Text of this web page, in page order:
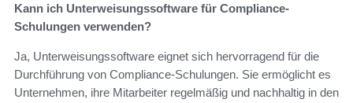
Kann ich Unterweisungssoftware für Compliance-
Schulungen verwenden?
Ja, Unterweisungssoftware eignet sich hervorragend für die
Durchführung von Compliance-Schulungen. Sie ermöglicht es
Unternehmen, ihre Mitarbeiter regelmäßig und nachhaltig in den